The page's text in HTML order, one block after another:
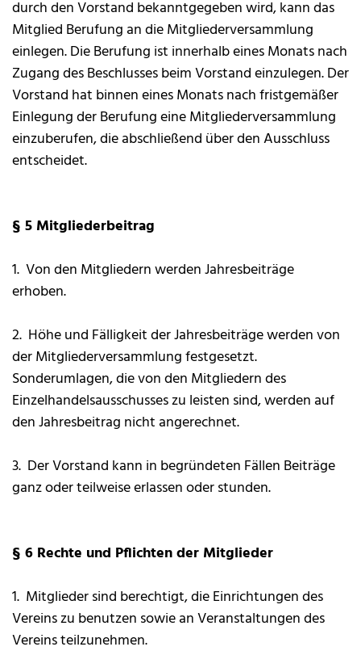
durch den Vorstand bekanntgegeben wird, kann das
Mitglied Berufung an die Mitgliederversammlung
einlegen. Die Berufung ist innerhalb eines Monats nach
Zugang des Beschlusses beim Vorstand einzulegen. Der
Vorstand hat binnen eines Monats nach fristgemäßer
Einlegung der Berufung eine Mitgliederversammlung
einzuberufen, die abschließend über den Ausschluss
entscheidet.
§ 5 Mitgliederbeitrag
1. Von den Mitgliedern werden Jahresbeiträge
erhoben.
2. Höhe und Fälligkeit der Jahresbeiträge werden von
der Mitgliederversammlung festgesetzt.
Sonderumlagen, die von den Mitgliedern des
Einzelhandelsausschusses zu leisten sind, werden auf
den Jahresbeitrag nicht angerechnet.
3. Der Vorstand kann in begründeten Fällen Beiträge
ganz oder teilweise erlassen oder stunden.
§ 6 Rechte und Pflichten der Mitglieder
1. Mitglieder sind berechtigt, die Einrichtungen des
Vereins zu benutzen sowie an Veranstaltungen des
Vereins teilzunehmen.